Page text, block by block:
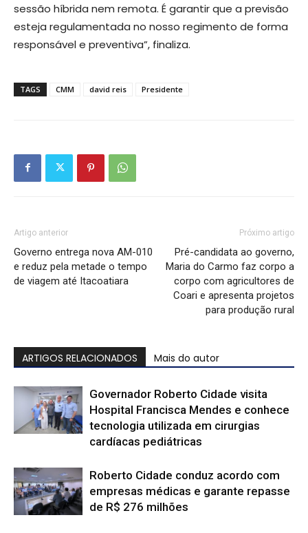
sessão híbrida nem remota. É garantir que a previsão
esteja regulamentada no nosso regimento de forma
responsável e preventiva”, finaliza.
TAGS CMM david reis Presidente
Artigo anterior
Governo entrega nova AM-010
e reduz pela metade o tempo
de viagem até Itacoatiara
Próximo artigo
Pré-candidata ao governo,
Maria do Carmo faz corpo a
corpo com agricultores de
Coari e apresenta projetos
para produção rural
ARTIGOS RELACIONADOS Mais do autor
Governador Roberto Cidade visita
Hospital Francisca Mendes e conhece
tecnologia utilizada em cirurgias
cardíacas pediátricas
Roberto Cidade conduz acordo com
empresas médicas e garante repasse
de R$ 276 milhões